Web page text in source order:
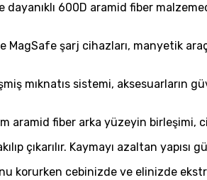
dayanıklı 600D aramid fiber
MagSafe şarj cihazları, manyetik
mıknatıs sistemi, aksesuarların
aramid fiber arka yüzeyin birleşimi,
çıkarılır. Kaymayı azaltan
korurken cebinizde ve elinizde